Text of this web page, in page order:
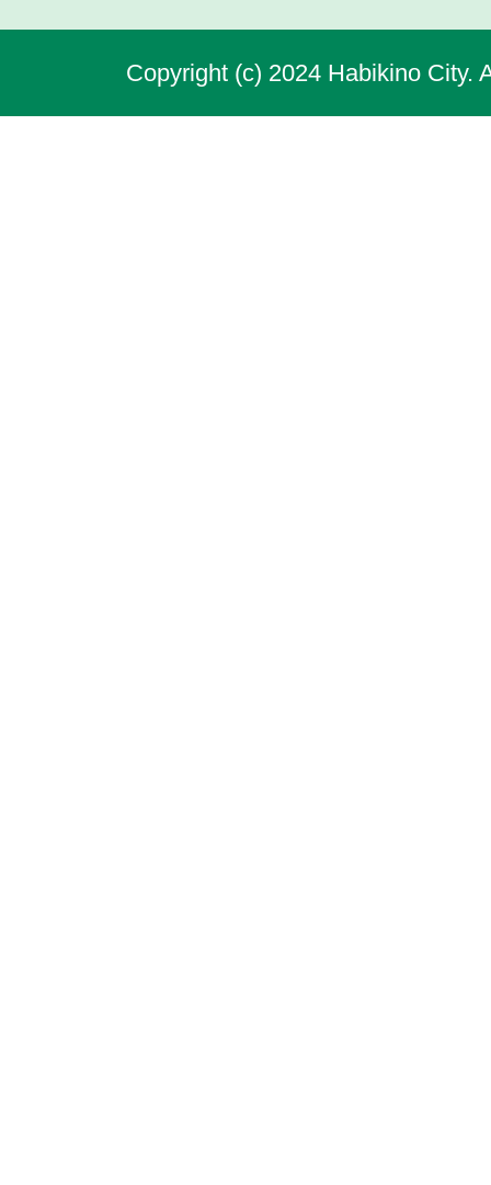
Copyright (c) 2024 Habikino City.